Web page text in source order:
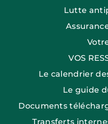
Lutte
VOS
Le calendrier
Le guide
Documents
Transferts